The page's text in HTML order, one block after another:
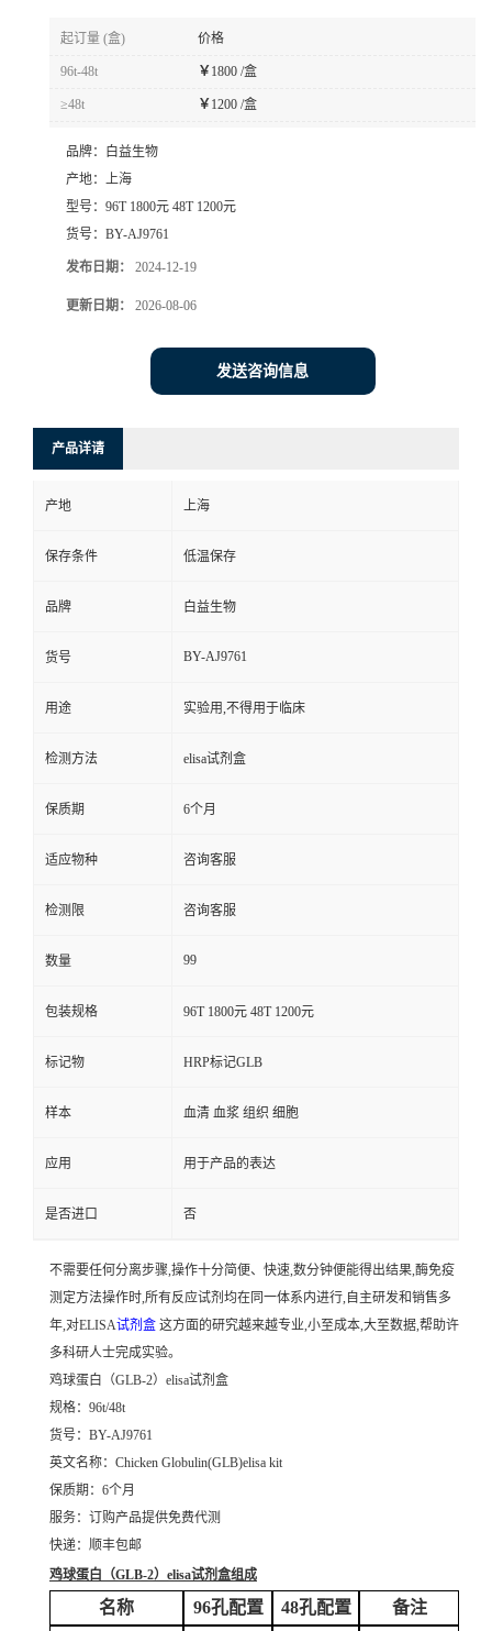
起订量 (盒) 价格
96t-48t ￥ 1800 /盒
≥48t ￥ 1200 /盒
品牌：
白益生物
产地： 上海
型号： 96T 1800元 48T 1200元
货号： BY-AJ9761
发布日期： 2024-12-19
更新日期： 2026-08-06
发送咨询信息
产品详请
产地 上海
保存条件 低温保存
品牌 白益生物
货号 BY-AJ9761
用途 实验用,不得用于临床
检测方法 elisa试剂盒
保质期 6个月
适应物种 咨询客服
检测限 咨询客服
数量 99
包装规格 96T 1800元 48T 1200元
标记物 HRP标记GLB
样本 血清 血浆 组织 细胞
应用 用于产品的表达
是否进口 否
不需要任何分离步骤,操作十分简便、快速,数分钟便能得出结果,酶免疫
测定方法操作时,所有反应试剂均在同一体系内进行,自主研发和销售多
年,对ELISA试剂盒 这方面的研究越来越专业,小至成本,大至数据,帮助许
多科研人士完成实验。
鸡球蛋白（GLB-2）elisa试剂盒
规格：96t/48t
货号：BY-AJ9761
英文名称： Chicken Globulin(GLB)elisa kit
保质期：6个月
服务：订购产品提供免费代测
快递：顺丰包邮
鸡球蛋白（GLB-2）elisa试剂盒组成
名称 96孔配置 48孔配置 备注